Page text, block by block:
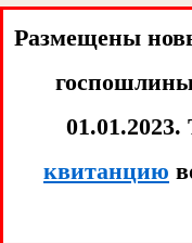
Размещены
квитанцию